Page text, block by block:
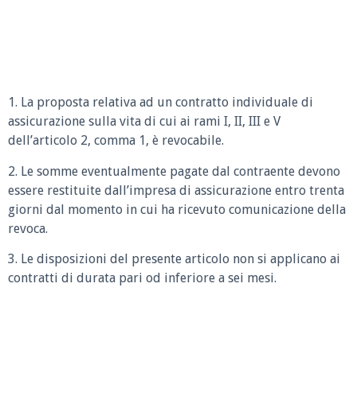
1. La proposta relativa ad un contratto individuale di
assicurazione sulla vita di cui ai rami I, II, III e V
dell’articolo 2, comma 1, è revocabile.
2. Le somme eventualmente pagate dal contraente devono
essere restituite dall’impresa di assicurazione entro trenta
giorni dal momento in cui ha ricevuto comunicazione della
revoca.
3. Le disposizioni del presente articolo non si applicano ai
contratti di durata pari od inferiore a sei mesi.